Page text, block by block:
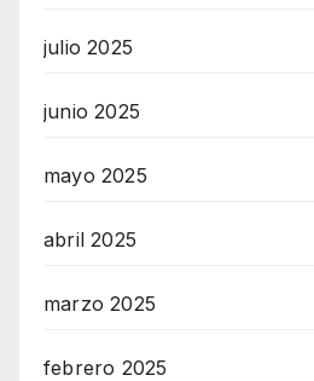
julio 2025
junio 2025
mayo 2025
abril 2025
marzo 2025
febrero 2025